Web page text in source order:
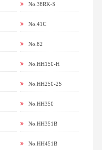
No.38RK-S
No.41C
No.82
No.HH150-H
No.HH250-2S
No.HH350
No.HH351B
No.HH451B